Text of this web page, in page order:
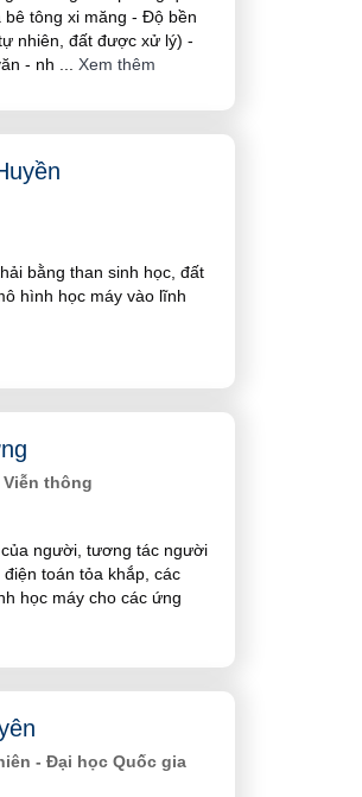
tông xi măng - Độ bền
nhiên, đất được xử lý) -
- nh
Xem thêm
bằng than sinh học, đất
hình học máy vào lĩnh
thông
người, tương tác người
toán tỏa khắp, các
học máy cho các ứng
- Đại học Quốc gia